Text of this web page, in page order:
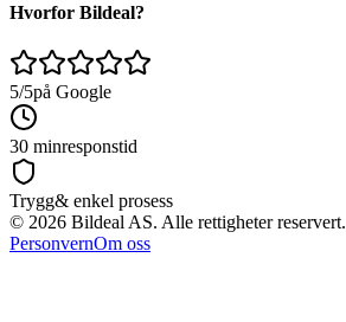
Hvorfor Bildeal?
5/5på Google
30 minresponstid
Trygg& enkel prosess
© 2026 Bildeal AS. Alle rettigheter reservert.
PersonvernOm oss